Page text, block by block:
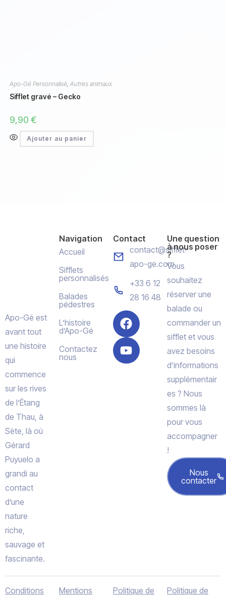
Apo-Gé Personnalisé, Autres animaux
Sifflet gravé – Gecko
9,90 €
Ajouter au panier
Apo-Gé est
avant tout
une histoire
qui
commence
sur les rives
de l’Étang
de Thau, à
Sète, là où
Gérard
Puyuelo a
grandi au
contact
d’une
nature
riche,
sauvage et
fascinante.
Navigation
Accueil
Sifflets
personnalisés
Balades
pédestres
L’histoire
d’Apo-Gé
Contactez
nous
Contact
contact@sifflet-
apo-ge.com
+33 6 12
28 16 48
Une question
à nous poser
?
Vous
souhaitez
réserver une
balade ou
commander un
sifflet et vous
avez besoins
d’informations
supplémentair
es ? Nous
sommes là
pour vous
accompagner
!
Nous
contacter
Conditions
Mentions
Politique de
Politique de